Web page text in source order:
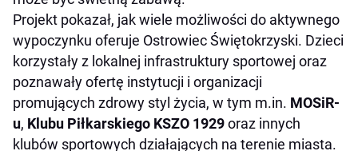
Projekt pokazał, jak wiele możliwości do aktywnego
wypoczynku oferuje Ostrowiec Świętokrzyski. Dzieci
korzystały z lokalnej infrastruktury sportowej oraz
poznawały ofertę instytucji i organizacji
promujących zdrowy styl życia, w tym m.in. MOSiR-
u, Klubu Piłkarskiego KSZO 1929oraz innych
klubów sportowych działających na terenie miasta.